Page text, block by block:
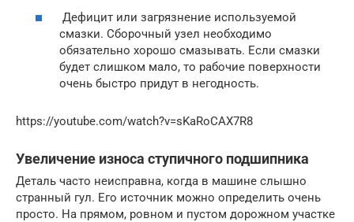
Дефицит или загрязнение используемой
смазки. Сборочный узел необходимо
обязательно хорошо смазывать. Если смазки
будет слишком мало, то рабочие поверхности
очень быстро придут в негодность.
https://youtube.com/watch?v=sKaRoCAX7R8
Увеличение износа ступичного подшипника
Деталь часто неисправна, когда в машине слышно
странный гул. Его источник можно определить очень
просто. На прямом, ровном и пустом дорожном участке